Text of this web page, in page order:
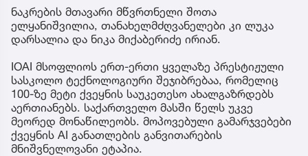
ნაკრების მთავარი მწვრთნელი შოთა
ელყანიშვილია, თანახელმძღვანელები კი ლუკა
დარსალია და ნიკა მიქაბერიძე ირიან.
IOAI მსოფლიოს ერთ-ერთი ყველაზე პრესტიჟული
სასკოლო ტექნოლოგიური შეჯიბრებაა, რომელიც
100-ზე მეტი ქვეყნის საუკეთესო ახალგაზრდებს
აერთიანებს. საქართველო მასში წელს უკვე
მეორედ მონაწილეობს. მოპოვებული გამარჯვებები
ქვეყნის AI განათლების განვითარების
მნიშვნელოვანი ეტაპია.